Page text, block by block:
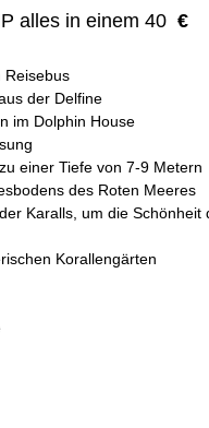
alles in einem 40 €
Reisebus
der Delfine
im Dolphin House
einer Tiefe von 7-9 Metern
des Roten Meeres
Karalls, um die Schönheit
Korallengärten